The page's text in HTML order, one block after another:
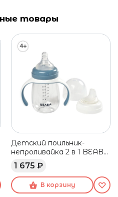
товары
Детский поильник-
непроливайка 2 в 1 BEABA,
210 мл голубой
1 675 ₽
В корзину